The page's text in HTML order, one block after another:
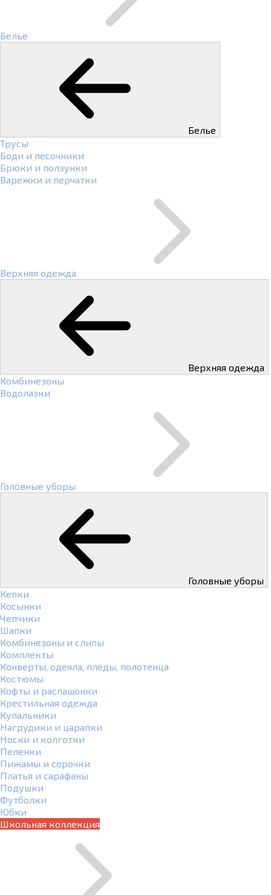
Белье
Белье
Трусы
Боди и песочники
Брюки и ползунки
Варежки и перчатки
Верхняя одежда
Верхняя одежда
Комбинезоны
Водолазки
Головные уборы
Головные уборы
Кепки
Косынки
Чепчики
Шапки
Комбинезоны и слипы
Комплекты
Конверты, одеяла, пледы, полотенца
Костюмы
Кофты и распашонки
Крестильная одежда
Купальники
Нагрудики и царапки
Носки и колготки
Пеленки
Пижамы и сорочки
Платья и сарафаны
Подушки
Футболки
Юбки
Школьная коллекция